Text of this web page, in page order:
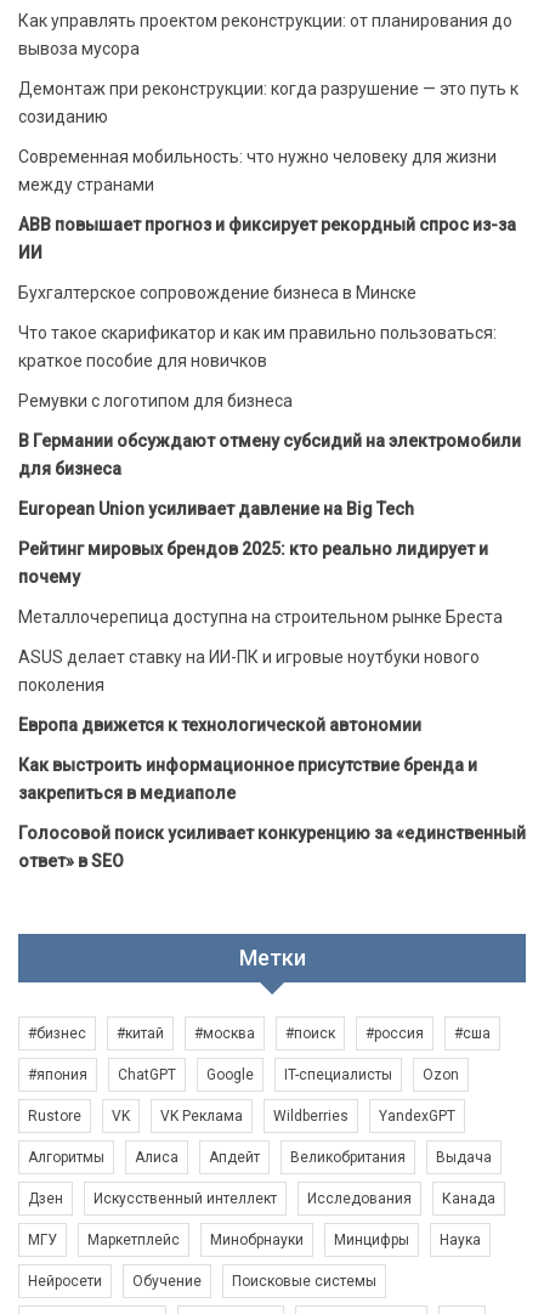
Как управлять проектом реконструкции: от планирования до
вывоза мусора
Демонтаж при реконструкции: когда разрушение — это путь к
созиданию
Современная мобильность: что нужно человеку для жизни
между странами
ABB повышает прогноз и фиксирует рекордный спрос из-за
ИИ
Бухгалтерское сопровождение бизнеса в Минске
Что такое скарификатор и как им правильно пользоваться:
краткое пособие для новичков
Ремувки с логотипом для бизнеса
В Германии обсуждают отмену субсидий на электромобили
для бизнеса
European Union усиливает давление на Big Tech
Рейтинг мировых брендов 2025: кто реально лидирует и
почему
Металлочерепица доступна на строительном рынке Бреста
ASUS делает ставку на ИИ-ПК и игровые ноутбуки нового
поколения
Европа движется к технологической автономии
Как выстроить информационное присутствие бренда и
закрепиться в медиаполе
Голосовой поиск усиливает конкуренцию за «единственный
ответ» в SEO
Метки
#бизнес #китай #москва #поиск #россия #сша
#япония ChatGPT Google IT-специалисты Ozon
Rustore VK VK Реклама Wildberries YandexGPT
Алгоритмы Алиса Апдейт Великобритания Выдача
Дзен Искусственный интеллект Исследования Канада
МГУ Маркетплейс Минобрнауки Минцифры Наука
Нейросети Обучение Поисковые системы